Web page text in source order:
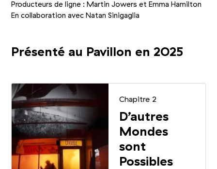
Producteurs de ligne : Martin Jowers et Emma Hamilton
En collaboration avec Natan Sinigaglia
Présenté au Pavillon en 2025
Chapitre 2
D’autres
Mondes
sont
Possibles